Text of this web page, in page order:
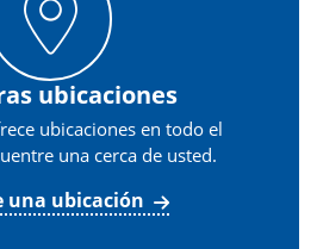
ubicaciones
ubicaciones en todo el
una cerca de usted.
una ubicación